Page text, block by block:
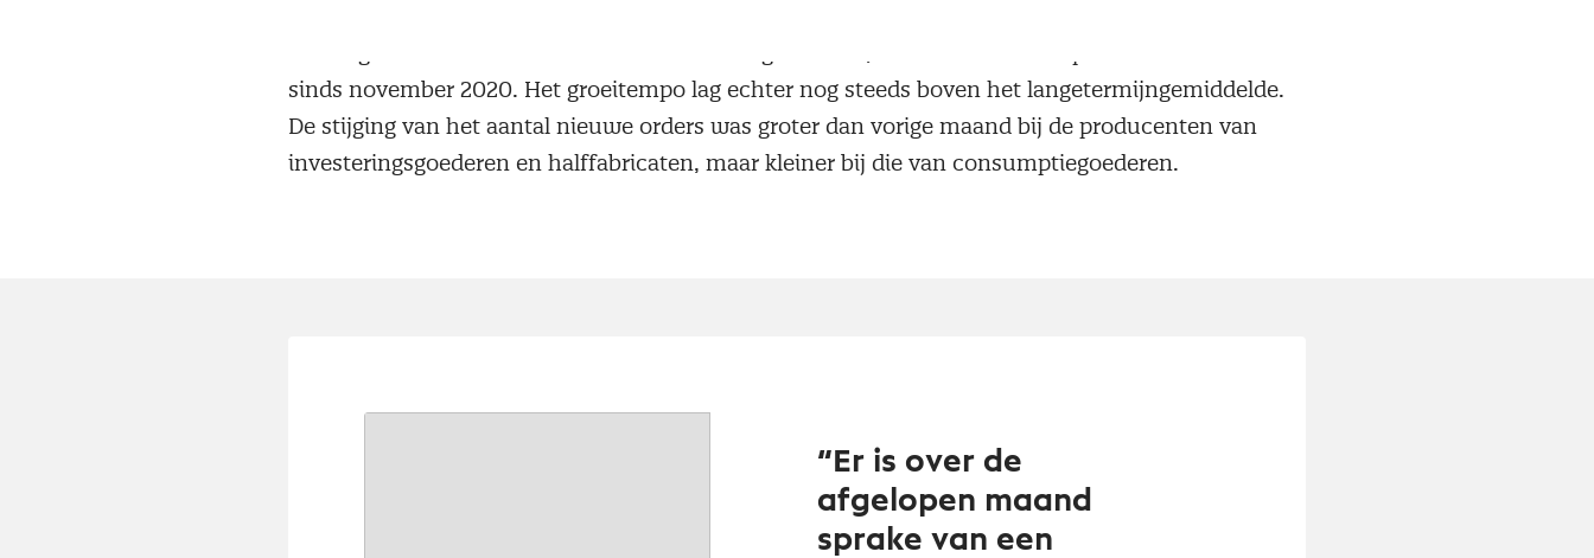
sinds november 2020. Het groeitempo lag echter nog steeds boven het langetermijngemiddelde.
De stijging van het aantal nieuwe orders was groter dan vorige maand bij de producenten van
investeringsgoederen en halffabricaten, maar kleiner bij die van consumptiegoederen.
“Er is over de
afgelopen maand
sprake van een